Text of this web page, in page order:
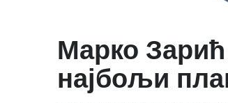
Марко Зарић
најбољи